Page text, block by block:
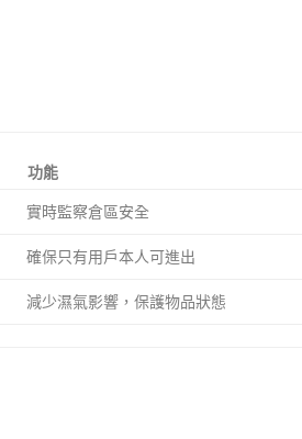
功能
實時監察倉區安全
確保只有用戶本人可進出
減少濕氣影響，保護物品狀態